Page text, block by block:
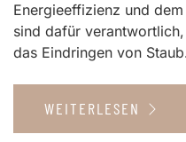
Energieeffizienz und
sind dafür
das Eindringen von
WEITERLESEN